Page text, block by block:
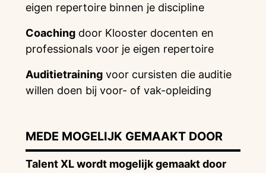
eigen repertoire binnen je discipline
Coachingdoor Klooster docenten en
professionals voor je eigen repertoire
Auditietrainingvoor cursisten die auditie
willen doen bij voor- of vak-opleiding
MEDE MOGELIJK GEMAAKT DOOR
Talent XL wordt mogelijk gemaakt door